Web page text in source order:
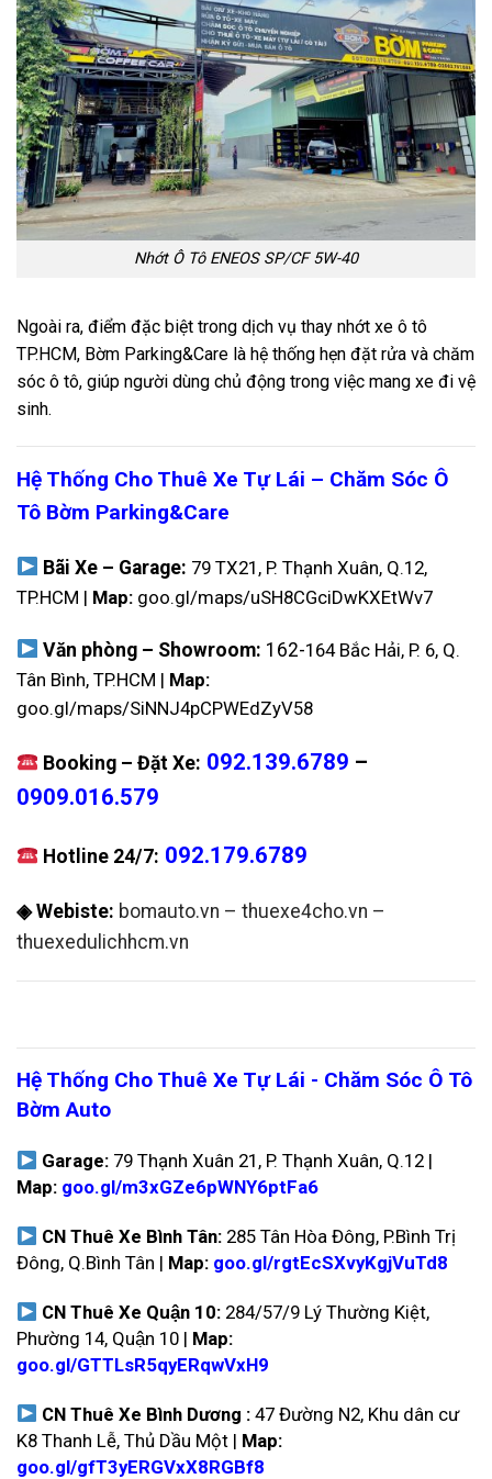
Nhớt Ô Tô ENEOS SP/CF 5W-40
Ngoài ra, điểm đặc biệt trong dịch vụ thay nhớt xe ô tô
TP.HCM, Bờm Parking&Care là hệ thống hẹn đặt rửa và chăm
sóc ô tô, giúp người dùng chủ động trong việc mang xe đi vệ
sinh.
Hệ Thống Cho Thuê Xe Tự Lái – Chăm Sóc Ô
Tô Bờm Parking&Care
Bãi Xe – Garage: 79 TX21, P. Thạnh Xuân, Q.12,
TP.HCM | Map: goo.gl/maps/uSH8CGciDwKXEtWv7
Văn phòng – Showroom: 162-164 Bắc Hải, P. 6, Q.
Tân Bình, TP.HCM | Map:
goo.gl/maps/SiNNJ4pCPWEdZyV58
Booking – Đặt Xe: 092.139.6789 –
0909.016.579
Hotline 24/7: 092.179.6789
◈ Webiste: bomauto.vn – thuexe4cho.vn –
thuexedulichhcm.vn
Hệ Thống Cho Thuê Xe Tự Lái - Chăm Sóc Ô Tô
Bờm Auto
Garage: 79 Thạnh Xuân 21, P. Thạnh Xuân, Q.12 |
Map: goo.gl/m3xGZe6pWNY6ptFa6
CN Thuê Xe Bình Tân: 285 Tân Hòa Đông, P.Bình Trị
Đông, Q.Bình Tân | Map: goo.gl/rgtEcSXvyKgjVuTd8
CN Thuê Xe Quận 10: 284/57/9 Lý Thường Kiệt,
Phường 14, Quận 10 | Map:
goo.gl/GTTLsR5qyERqwVxH9
CN Thuê Xe Bình Dương :47 Đường N2, Khu dân cư
K8 Thanh Lễ, Thủ Dầu Một | Map:
goo.gl/gfT3yERGVxX8RGBf8